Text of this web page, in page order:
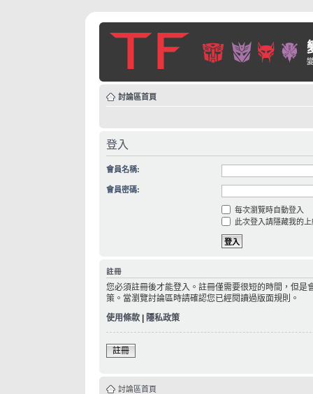
討論區首頁
登入
會員名稱:
會員密碼:
每次瀏覽時自動登入
此次登入請隱藏我的
註冊
您必須註冊後才能登入。註冊僅需要很短的時間，但
策。當瀏覽討論區時請確認您已經閱讀過版面規則。
使用條款
隱私政策
註冊
討論區首頁